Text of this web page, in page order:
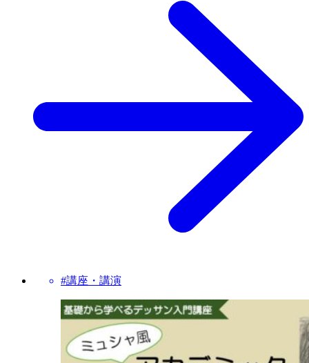
#講座・講演